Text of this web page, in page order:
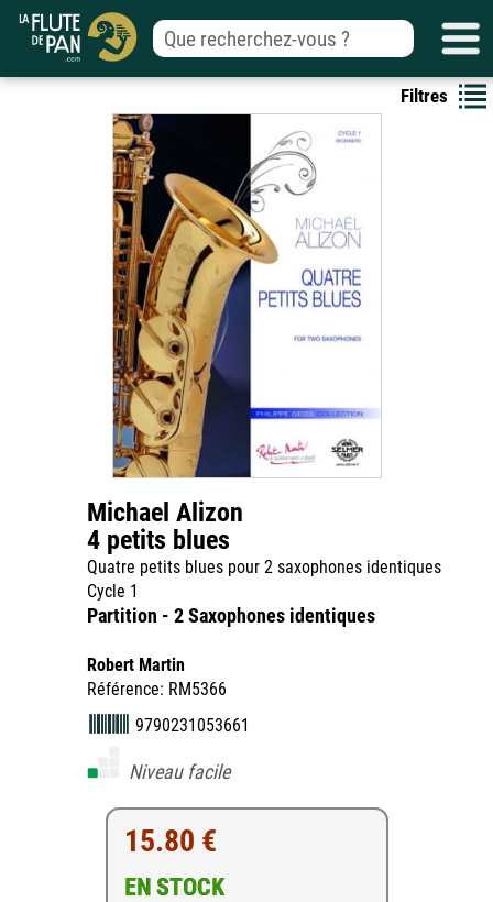
Filtres
Michael Alizon
4 petits blues
Quatre petits blues pour 2 saxophones identiques
Cycle 1
Partition - 2 Saxophones identiques
Robert Martin
Référence: RM5366
9790231053661
Niveau facile
15.80 €
EN STOCK